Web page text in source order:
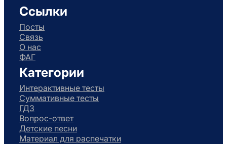
Ссылки
Посты
Связь
О нас
ФАГ
Категории
Интерактивные тесты
Суммативные тесты
ГДЗ
Вопрос-ответ
Детские песни
Материал для распечатки